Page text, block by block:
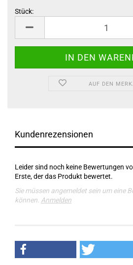
Stück:
AUF DEN
Kundenrezensionen
Leider sind noch keine Bewertungen
Erste, der das Produkt bewertet.
Sie müssen angemeldet sein um eine
können. Anmelden